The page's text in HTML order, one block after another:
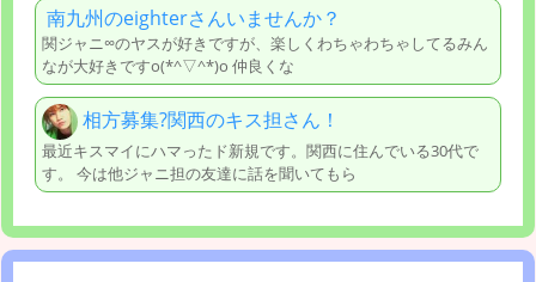
南九州のeighterさんいませんか？
関ジャニ∞のヤスが好きですが、楽しくわちゃわちゃしてるみん
なが大好きですo(*^▽^*)o 仲良くな
相方募集?関西のキス担さん！
最近キスマイにハマったド新規です。関西に住んでいる30代で
す。 今は他ジャニ担の友達に話を聞いてもら